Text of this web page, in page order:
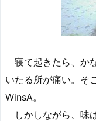
寝て起きたら、か
いたる所が痛い。そ
WinsA。
しかしながら、味